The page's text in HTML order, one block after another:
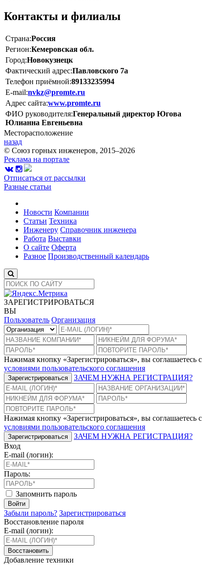
Контакты и филиалы
Страна:Россия
Регион:Кемеровская обл.
Город:Новокузнецк
Фактический адрес:Павловского 7а
Телефон приёмной:89133235994
E-mail:nvkz@promte.ru
Адрес сайта:www.promte.ru
ФИО руководителя:Генеральный директор Югова
Юлианна Евгеньевна
Месторасположение
назад
© Союз горных инженеров, 2015–2026
Реклама на портале
Отписаться от рассылки
Разные статьи
Новости Компании
Статьи Техника
Инженеру Справочник инженера
Работа Выставки
О сайте Оферта
Разное Производственный календарь
ЗАРЕГИСТРИРОВАТЬСЯ
ВЫ
Пользователь Организация
Нажимая кнопку «Зарегистрироваться», вы соглашаетесь с
условиями пользовательского соглашения
Зарегистрироваться ЗАЧЕМ НУЖНА РЕГИСТРАЦИЯ?
Нажимая кнопку «Зарегистрироваться», вы соглашаетесь с
условиями пользовательского соглашения
Зарегистрироваться
ЗАЧЕМ НУЖНА РЕГИСТРАЦИЯ?
Вход
E-mail (логин):
Пароль:
Запомнить пароль
Войти
Забыли пароль? Зарегистрироваться
Восстановление пароля
E-mail (логин):
Восстановить
Добавление техники